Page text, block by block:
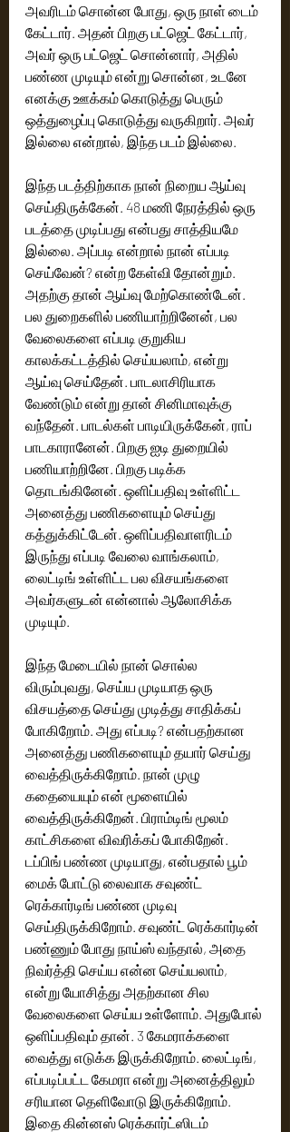
அவரிடம் சொன்ன போது, ஒரு நாள் டைம்
கேட்டார். அதன் பிறகு பட்ஜெட் கேட்டார்,
அவர் ஒரு பட்ஜெட் சொன்னார், அதில்
பண்ண முடியும் என்று சொன்ன, உடனே
எனக்கு ஊக்கம் கொடுத்து பெரும்
ஒத்துழைப்பு கொடுத்து வருகிறார். அவர்
இல்லை என்றால், இந்த படம் இல்லை.
இந்த படத்திற்காக நான் நிறைய ஆய்வு
செய்திருக்கேன். 48 மணி நேரத்தில் ஒரு
படத்தை முடிப்பது என்பது சாத்தியமே
இல்லை. அப்படி என்றால் நான் எப்படி
செய்வேன்? என்ற கேள்வி தோன்றும்.
அதற்கு தான் ஆய்வு மேற்கொண்டேன்.
பல துறைகளில் பணியாற்றினேன், பல
வேலைகளை எப்படி குறுகிய
காலக்கட்டத்தில் செய்யலாம், என்று
ஆய்வு செய்தேன். பாடலாசிரியாக
வேண்டும் என்று தான் சினிமாவுக்கு
வந்தேன். பாடல்கள் பாடியிருக்கேன், ராப்
பாடகாரானேன். பிறகு ஐடி துறையில்
பணியாற்றினே. பிறகு படிக்க
தொடங்கினேன். ஒளிப்பதிவு உள்ளிட்ட
அனைத்து பணிகளையும் செய்து
கத்துக்கிட்டேன். ஒளிப்பதிவாளரிடம்
இருந்து எப்படி வேலை வாங்கலாம்,
லைட்டிங் உள்ளிட்ட பல விசயங்களை
அவர்களுடன் என்னால் ஆலோசிக்க
முடியும்.
இந்த மேடையில் நான் சொல்ல
விரும்புவது, செய்ய முடியாத ஒரு
விசயத்தை செய்து முடித்து சாதிக்கப்
போகிறோம். அது எப்படி? என்பதற்கான
அனைத்து பணிகளையும் தயார் செய்து
வைத்திருக்கிறோம். நான் முழு
கதையையும் என் மூளையில்
வைத்திருக்கிறேன். பிராம்டிங் மூலம்
காட்சிகளை விவரிக்கப் போகிறேன்.
டப்பிங் பண்ண முடியாது, என்பதால் பூம்
மைக் போட்டு லைவாக சவுண்ட்
ரெக்கார்டிங் பண்ண முடிவு
செய்திருக்கிறோம். சவுண்ட் ரெக்கார்டின்
பண்ணும் போது நாய்ஸ் வந்தால், அதை
நிவர்த்தி செய்ய என்ன செய்யலாம்,
என்று யோசித்து அதற்கான சில
வேலைகளை செய்ய உள்ளோம். அதுபோல்
ஒளிப்பதிவும் தான். 3 கேமராக்களை
வைத்து எடுக்க இருக்கிறோம். லைட்டிங்,
எப்படிப்பட்ட கேமரா என்று அனைத்திலும்
சரியான தெளிவோடு இருக்கிறோம்.
இதை கின்னஸ் ரெக்கார்ட்ஸிடம்